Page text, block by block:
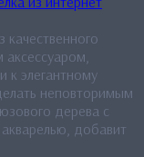
к элегантному
неповторимым
дерева с
добавит